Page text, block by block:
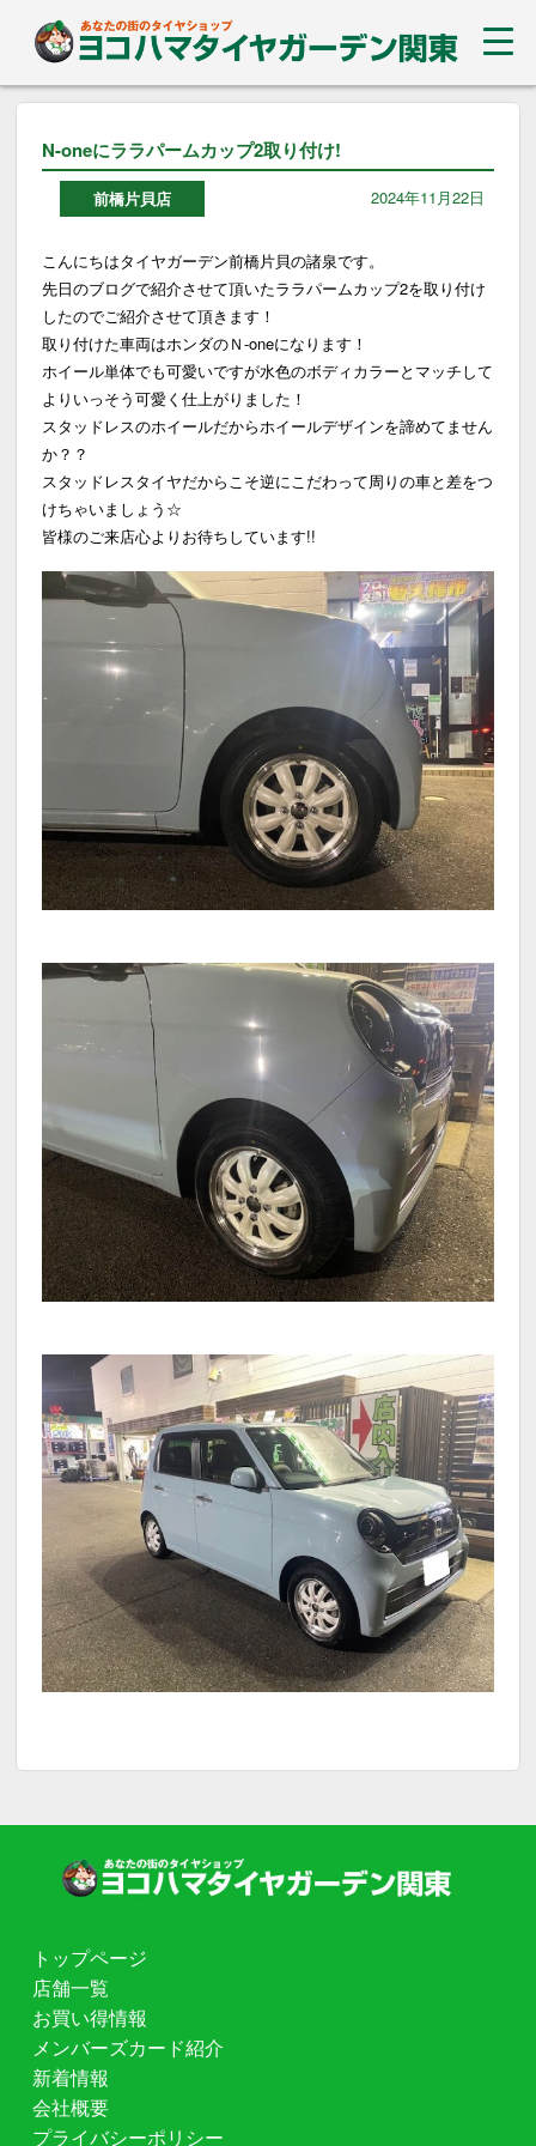
N-oneにララパームカップ2取り付け!
前橋片貝店 2024年11月22日
こんにちはタイヤガーデン前橋片貝の諸泉です。
先日のブログで紹介させて頂いたララパームカップ2を取り付け
したのでご紹介させて頂きます！
取り付けた車両はホンダのＮ-oneになります！
ホイール単体でも可愛いですが水色のボディカラーとマッチして
よりいっそう可愛く仕上がりました！
スタッドレスのホイールだからホイールデザインを諦めてません
か？？
スタッドレスタイヤだからこそ逆にこだわって周りの車と差をつ
けちゃいましょう☆
皆様のご来店心よりお待ちしています!!
トップページ
店舗一覧
お買い得情報
メンバーズカード紹介
新着情報
会社概要
プライバシーポリシー